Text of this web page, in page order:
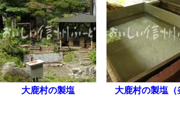
大鹿村の製塩 大鹿村の製塩（